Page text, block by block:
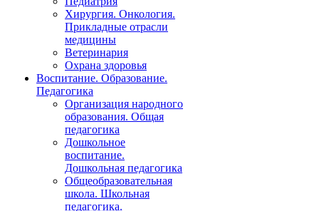
Хирургия. Онкология.
Прикладные отрасли
медицины
Ветеринария
Охрана здоровья
Воспитание. Образование.
Педагогика
Организация народного
образования. Общая
педагогика
Дошкольное
воспитание.
Дошкольная педагогика
Общеобразовательная
школа. Школьная
педагогика.